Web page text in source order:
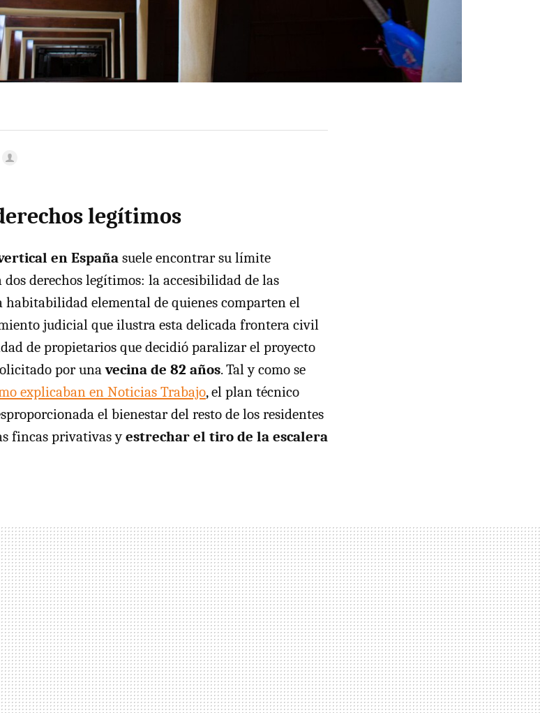
legítimos
en España suele encontrar su límite
derechos legítimos: la accesibilidad de las
habitabilidad elemental de quienes comparten el
judicial que ilustra esta delicada frontera civil
de propietarios que decidió paralizar el proyecto
por unavecina de 82 años. Tal y como se
explicaban en Noticias Trabajo, el plan técnico
el bienestar del resto de los residentes
fincas privativas yestrechar el tiro de la escalera